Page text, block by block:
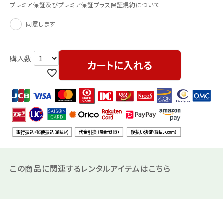
プレミア保証及びプレミア保証プラス保証規約について
同意します
カートに入れる
この商品に関連するレンタルアイテムはこちら